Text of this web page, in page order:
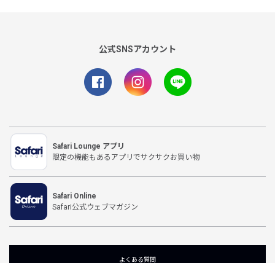
公式SNSアカウント
Safari Lounge アプリ
限定の機能もあるアプリでサクサクお買い物
Safari Online
Safari公式ウェブマガジン
よくある質問